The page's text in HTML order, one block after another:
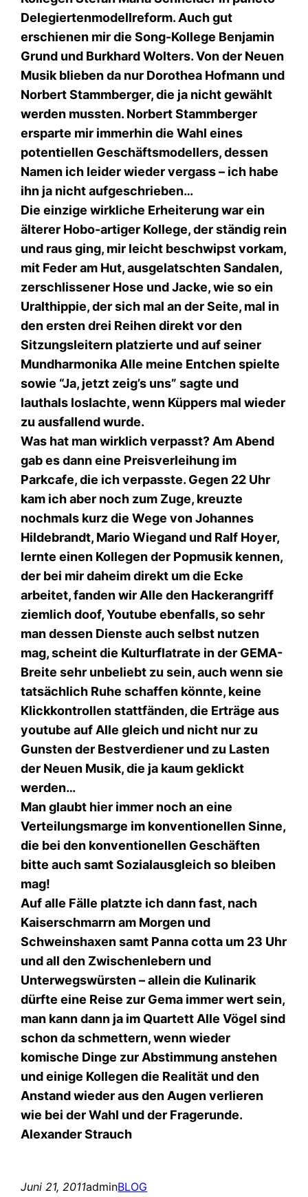
Delegiertenmodellreform. Auch gut
erschienen mir die Song-Kollege Benjamin
Grund und Burkhard Wolters. Von der Neuen
Musik blieben da nur Dorothea Hofmann und
Norbert Stammberger, die ja nicht gewählt
werden mussten. Norbert Stammberger
ersparte mir immerhin die Wahl eines
potentiellen Geschäftsmodellers, dessen
Namen ich leider wieder vergass – ich habe
ihn ja nicht aufgeschrieben…
Die einzige wirkliche Erheiterung war ein
älterer Hobo-artiger Kollege, der ständig rein
und raus ging, mir leicht beschwipst vorkam,
mit Feder am Hut, ausgelatschten Sandalen,
zerschlissener Hose und Jacke, wie so ein
Uralthippie, der sich mal an der Seite, mal in
den ersten drei Reihen direkt vor den
Sitzungsleitern platzierte und auf seiner
Mundharmonika Alle meine Entchen spielte
sowie “Ja, jetzt zeig’s uns” sagte und
lauthals loslachte, wenn Küppers mal wieder
zu ausfallend wurde.
Was hat man wirklich verpasst? Am Abend
gab es dann eine Preisverleihung im
Parkcafe, die ich verpasste. Gegen 22 Uhr
kam ich aber noch zum Zuge, kreuzte
nochmals kurz die Wege von Johannes
Hildebrandt, Mario Wiegand und Ralf Hoyer,
lernte einen Kollegen der Popmusik kennen,
der bei mir daheim direkt um die Ecke
arbeitet, fanden wir Alle den Hackerangriff
ziemlich doof, Youtube ebenfalls, so sehr
man dessen Dienste auch selbst nutzen
mag, scheint die Kulturflatrate in der GEMA-
Breite sehr unbeliebt zu sein, auch wenn sie
tatsächlich Ruhe schaffen könnte, keine
Klickkontrollen stattfänden, die Erträge aus
youtube auf Alle gleich und nicht nur zu
Gunsten der Bestverdiener und zu Lasten
der Neuen Musik, die ja kaum geklickt
werden…
Man glaubt hier immer noch an eine
Verteilungsmarge im konventionellen Sinne,
die bei den konventionellen Geschäften
bitte auch samt Sozialausgleich so bleiben
mag!
Auf alle Fälle platzte ich dann fast, nach
Kaiserschmarrn am Morgen und
Schweinshaxen samt Panna cotta um 23 Uhr
und all den Zwischenlebern und
Unterwegswürsten – allein die Kulinarik
dürfte eine Reise zur Gema immer wert sein,
man kann dann ja im Quartett Alle Vögel sind
schon da schmettern, wenn wieder
komische Dinge zur Abstimmung anstehen
und einige Kollegen die Realität und den
Anstand wieder aus den Augen verlieren
wie bei der Wahl und der Fragerunde.
Alexander Strauch
Juni 21, 2011adminBLOG